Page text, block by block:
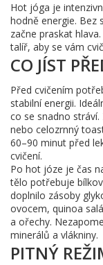
Hot jóga je
hodně energie. Bez
začne praskat
talíř, aby se vám
CO JÍST
Před cvičením
stabilní energii.
co se snadno
nebo celozrnný
60–90 minut před
cvičení.
Po hot józe je čas
tělo potřebuje
doplnilo zásoby
ovocem, quinoa
a ořechy.
minerálů a vlákniny.
PITNÝ